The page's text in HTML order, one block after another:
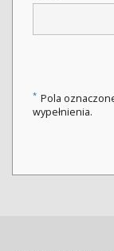
* Pola
wypełnienia.